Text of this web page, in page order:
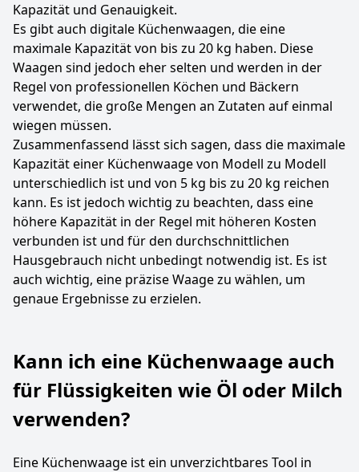
Kapazität und Genauigkeit.
Es gibt auch digitale Küchenwaagen, die eine
maximale Kapazität von bis zu 20 kg haben. Diese
Waagen sind jedoch eher selten und werden in der
Regel von professionellen Köchen und Bäckern
verwendet, die große Mengen an Zutaten auf einmal
wiegen müssen.
Zusammenfassend lässt sich sagen, dass die maximale
Kapazität einer Küchenwaage von Modell zu Modell
unterschiedlich ist und von 5 kg bis zu 20 kg reichen
kann. Es ist jedoch wichtig zu beachten, dass eine
höhere Kapazität in der Regel mit höheren Kosten
verbunden ist und für den durchschnittlichen
Hausgebrauch nicht unbedingt notwendig ist. Es ist
auch wichtig, eine präzise Waage zu wählen, um
genaue Ergebnisse zu erzielen.
Kann ich eine Küchenwaage auch
für Flüssigkeiten wie Öl oder Milch
verwenden?
Eine Küchenwaage ist ein unverzichtbares Tool in